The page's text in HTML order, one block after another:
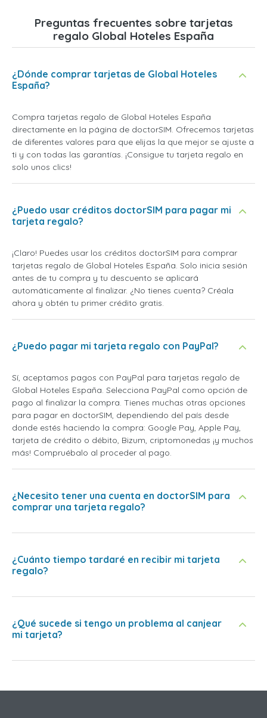
Preguntas frecuentes sobre tarjetas
regalo Global Hoteles España
¿Dónde comprar tarjetas de Global Hoteles
España?
Compra tarjetas regalo de Global Hoteles España
directamente en la página de doctorSIM. Ofrecemos tarjetas
de diferentes valores para que elijas la que mejor se ajuste a
ti y con todas las garantías. ¡Consigue tu tarjeta regalo en
solo unos clics!
¿Puedo usar créditos doctorSIM para pagar mi
tarjeta regalo?
¡Claro! Puedes usar los créditos doctorSIM para comprar
tarjetas regalo de Global Hoteles España. Solo inicia sesión
antes de tu compra y tu descuento se aplicará
automáticamente al finalizar. ¿No tienes cuenta? Créala
ahora y obtén tu primer crédito gratis.
¿Puedo pagar mi tarjeta regalo con PayPal?
Sí, aceptamos pagos con PayPal para tarjetas regalo de
Global Hoteles España. Selecciona PayPal como opción de
pago al finalizar la compra. Tienes muchas otras opciones
para pagar en doctorSIM, dependiendo del país desde
donde estés haciendo la compra: Google Pay, Apple Pay,
tarjeta de crédito o débito, Bizum, criptomonedas ¡y muchos
más! Compruébalo al proceder al pago.
¿Necesito tener una cuenta en doctorSIM para
comprar una tarjeta regalo?
¿Cuánto tiempo tardaré en recibir mi tarjeta
regalo?
¿Qué sucede si tengo un problema al canjear
mi tarjeta?